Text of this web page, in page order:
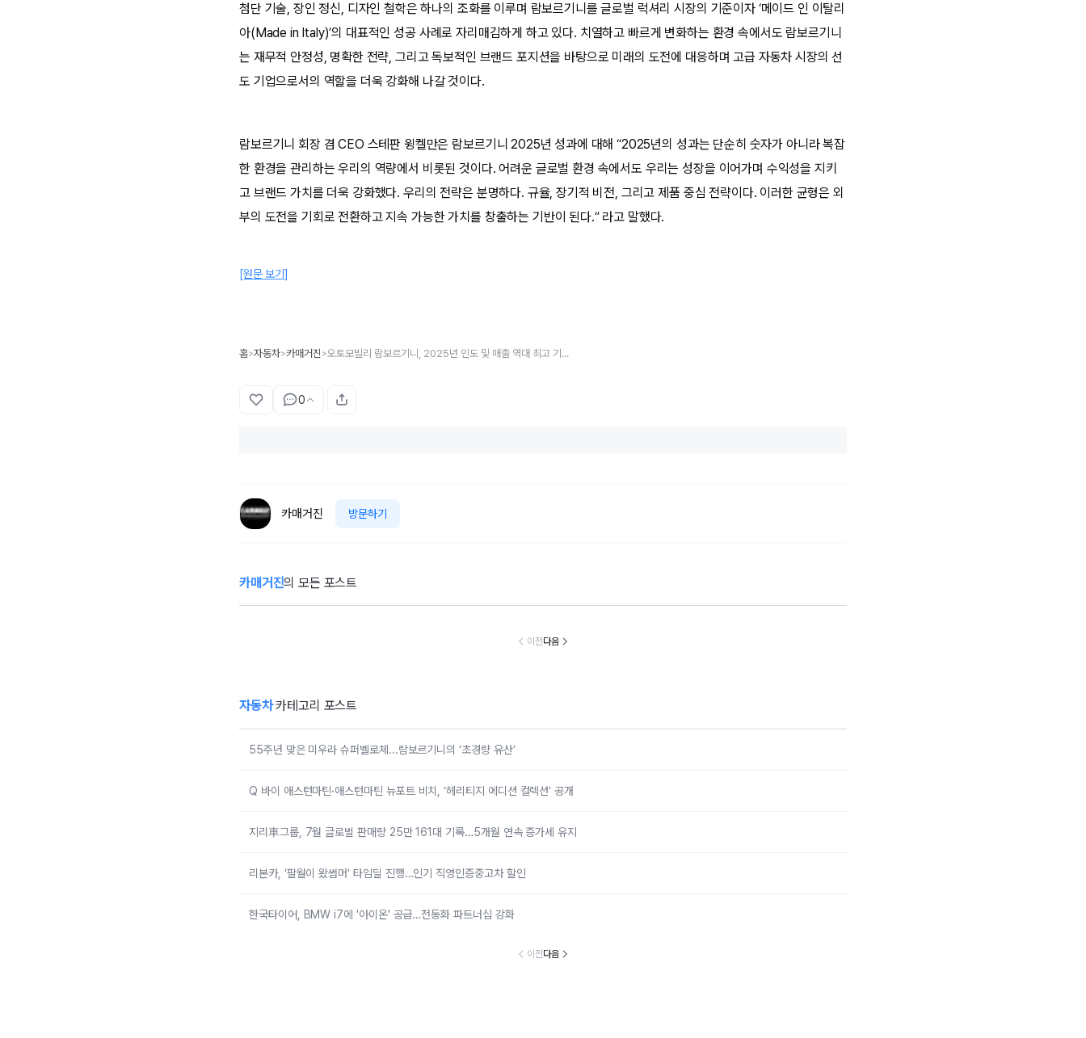
첨단 기술, 장인 정신, 디자인 철학은 하나의 조화를 이루며 람보르기니를 글로벌 럭셔리 시장의 기준이자 ‘메이드 인 이탈리
아(Made in Italy)’의 대표적인 성공 사례로 자리매김하게 하고 있다. 치열하고 빠르게 변화하는 환경 속에서도 람보르기니
는 재무적 안정성, 명확한 전략, 그리고 독보적인 브랜드 포지션을 바탕으로 미래의 도전에 대응하며 고급 자동차 시장의 선
도 기업으로서의 역할을 더욱 강화해 나갈 것이다.
람보르기니 회장 겸 CEO 스테판 윙켈만은 람보르기니 2025년 성과에 대해 “2025년의 성과는 단순히 숫자가 아니라 복잡
한 환경을 관리하는 우리의 역량에서 비롯된 것이다. 어려운 글로벌 환경 속에서도 우리는 성장을 이어가며 수익성을 지키
고 브랜드 가치를 더욱 강화했다. 우리의 전략은 분명하다. 규율, 장기적 비전, 그리고 제품 중심 전략이다. 이러한 균형은 외
부의 도전을 기회로 전환하고 지속 가능한 가치를 창출하는 기반이 된다.” 라고 말했다.
[원문 보기]
홈>자동차>카매거진 > 오토모빌리 람보르기니, 2025년 인도 및 매출 역대 최고 기록으로 성장세 공고화
0
카매거진 방문하기
카매거진의 모든 포스트
55주년 맞은 미우
Q 바이 애스턴마
지리車그룹, 7월
만 161대 기록…5
리본카, ‘팔월이
행…인기 직영인
한국타이어, BM
풀옵션 4300만
이전다음
자동차카테고리 포스트
55주년 맞은 미우라 슈퍼벨로체...람보르기니의 ‘초경량 유산’
Q 바이 애스턴마틴·애스턴마틴 뉴포트 비치, ‘헤리티지 에디션 컬렉션’ 공개
지리車그룹, 7월 글로벌 판매량 25만 161대 기록…5개월 연속 증가세 유지
리본카, ‘팔월이 왔썸머’ 타임딜 진행…인기 직영인증중고차 할인
한국타이어, BMW i7에 '아이온' 공급…전동화 파트너십 강화
이전다음